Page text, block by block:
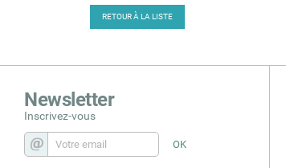
RETOUR À LA LISTE
Newsletter
Inscrivez-vous